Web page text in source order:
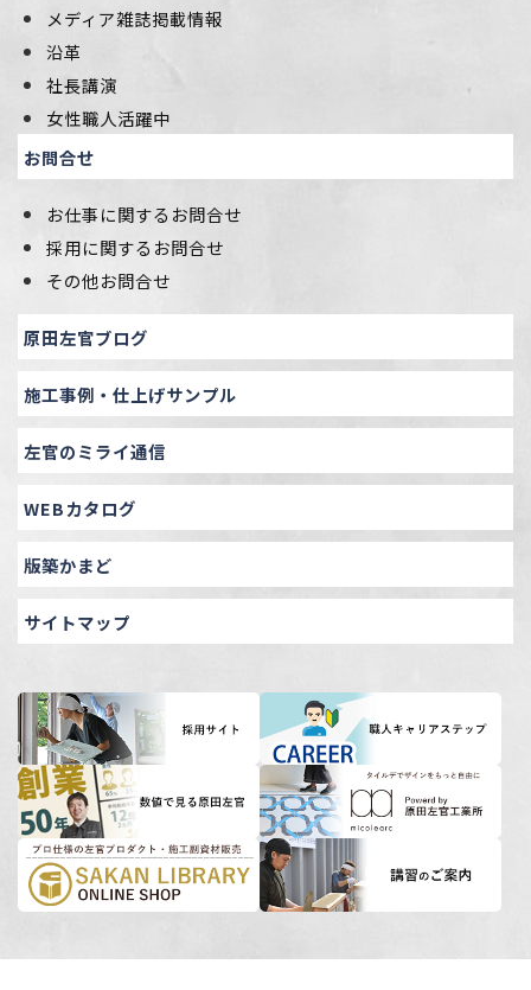
メディア雑誌掲載情報
沿革
社長講演
女性職人活躍中
お問合せ
お仕事に関するお問合せ
採用に関するお問合せ
その他お問合せ
原田左官ブログ
施工事例・仕上げサンプル
左官のミライ通信
WEBカタログ
版築かまど
サイトマップ